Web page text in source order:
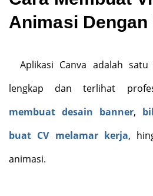
Animasi Dengan
Aplikasi Canva adalah
lengkap dan terlihat
membuat desain banner,
buat CV melamar kerja,
animasi.